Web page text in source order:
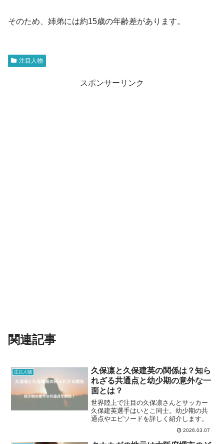
そのため、姉弟には約15歳の年齢差があります。
注目人物
スポンサーリンク
関連記事
注目人物
久保凛と久保建英の関係は？知ら
れざる共通点と幼少期の意外な一
面とは？
世界陸上で注目の久保凛さんとサッカー
久保建英選手はいとこ同士。幼少期の共
通点やエピソードを詳しく紹介します。
2026.03.07